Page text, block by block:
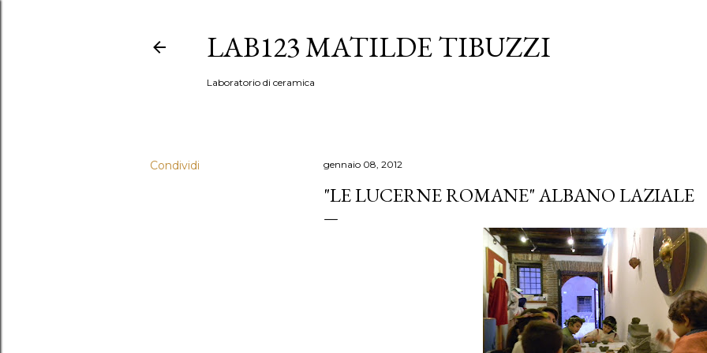
LAB123 MATILDE TIBUZZI
Laboratorio di ceramica
Condividi gennaio 08, 2012
"LE LUCERNE ROMANE" ALBANO LAZIALE